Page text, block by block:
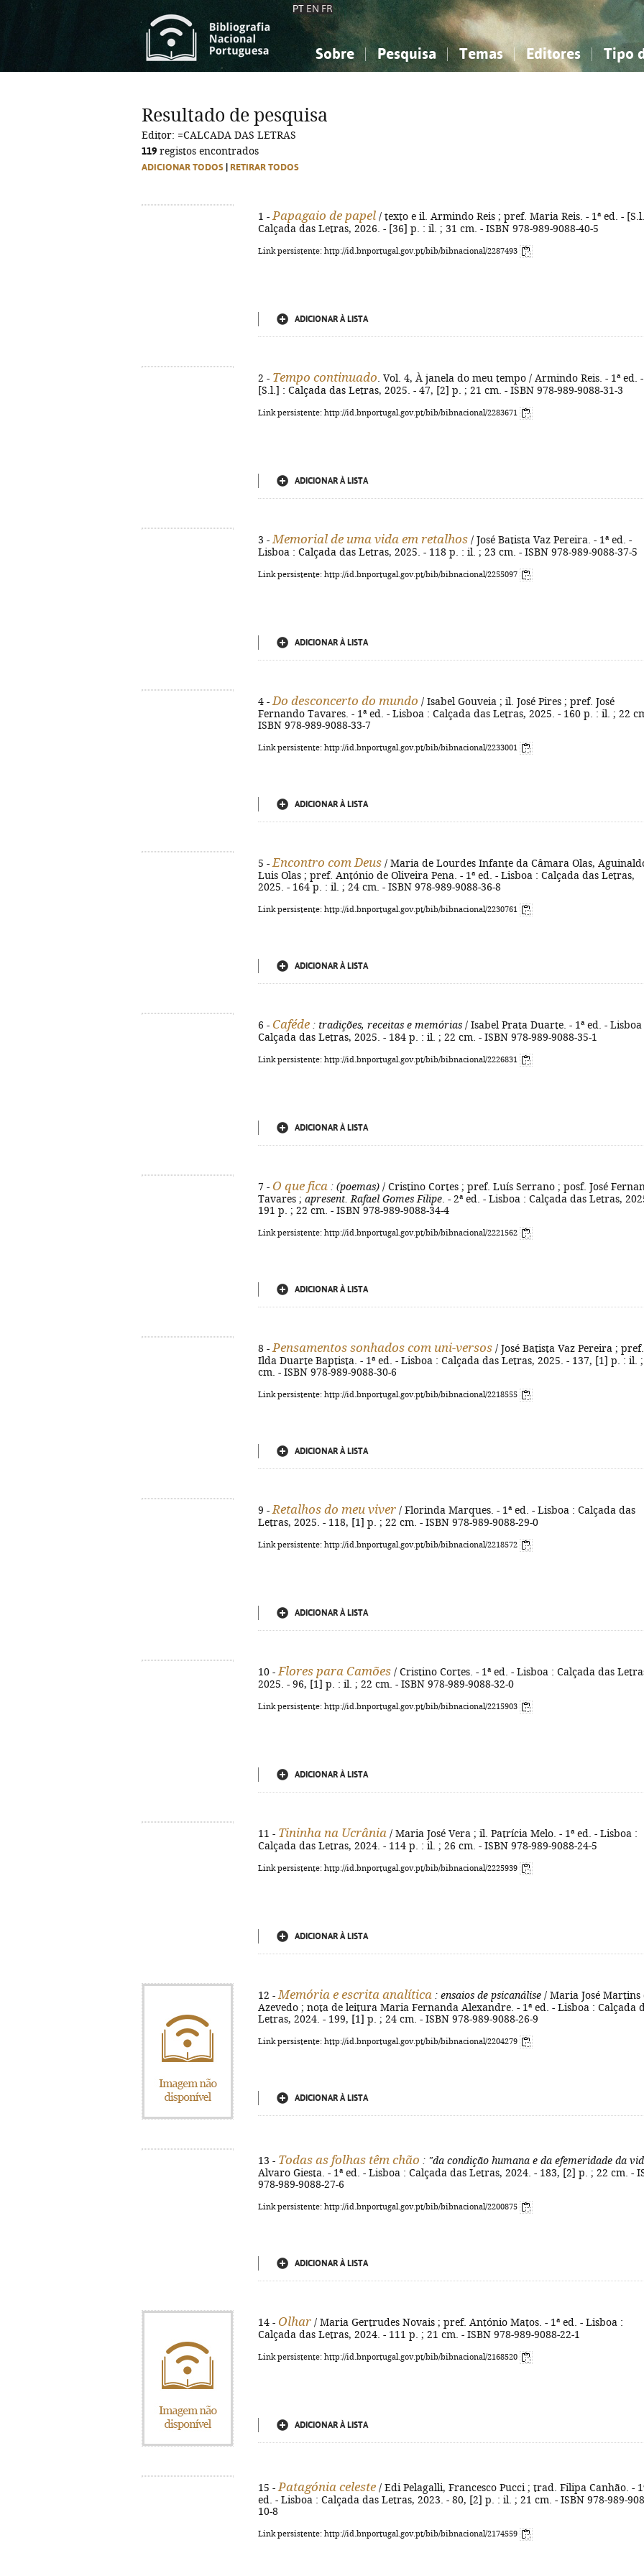
PT EN FR
Sobre Pesquisa Temas
Ciências sociais...
Editores Tipo
Ciências sociais...
Resultado de pesquisa
Editor: =CALCADA DAS LETRAS
119 registos encontrados
ADICIONAR TODOS RETIRAR TODOS
1 - Papagaio de papel / texto e il. Armindo Reis ; pref. Maria Reis. - 1ª ed. -
Calçada das Letras, 2026. - [36] p. : il. ; 31 cm. - ISBN 978-989-9088-40-5
Link persistente: http://id.bnportugal.gov.pt/bib/bibnacional/2287493
ADICIONAR À LISTA
2 - Tempo continuado . Vol. 4, À janela do meu tempo / Armindo Reis. - 1ª ed. -
[S.l.] : Calçada das Letras, 2025. - 47, [2] p. ; 21 cm. - ISBN 978-989-9088-31-3
Link persistente: http://id.bnportugal.gov.pt/bib/bibnacional/2283671
ADICIONAR À LISTA
3 - Memorial de uma vida em retalhos / José Batista Vaz Pereira. - 1ª ed. -
Lisboa : Calçada das Letras, 2025. - 118 p. : il. ; 23 cm. - ISBN 978-989-9088-37-5
Link persistente: http://id.bnportugal.gov.pt/bib/bibnacional/2255097
ADICIONAR À LISTA
4 - Do desconcerto do mundo / Isabel Gouveia ; il. José Pires ; pref. José
Fernando Tavares. - 1ª ed. - Lisboa : Calçada das Letras, 2025. - 160 p. : il. ; 22
ISBN 978-989-9088-33-7
Link persistente: http://id.bnportugal.gov.pt/bib/bibnacional/2233001
ADICIONAR À LISTA
5 - Encontro com Deus / Maria de Lourdes Infante da Câmara Olas,
Luis Olas ; pref. António de Oliveira Pena. - 1ª ed. - Lisboa : Calçada das Letras,
2025. - 164 p. : il. ; 24 cm. - ISBN 978-989-9088-36-8
Link persistente: http://id.bnportugal.gov.pt/bib/bibnacional/2230761
ADICIONAR À LISTA
6 - Caféde : tradições, receitas e memórias / Isabel Prata Duarte. - 1ª ed. - Lisboa
Calçada das Letras, 2025. - 184 p. : il. ; 22 cm. - ISBN 978-989-9088-35-1
Link persistente: http://id.bnportugal.gov.pt/bib/bibnacional/2226831
ADICIONAR À LISTA
7 - O que fica : (poemas) / Cristino Cortes ; pref. Luís Serrano ; posf. José
Tavares ; apresent. Rafael Gomes Filipe . - 2ª ed. - Lisboa : Calçada das Letras,
191 p. ; 22 cm. - ISBN 978-989-9088-34-4
Link persistente: http://id.bnportugal.gov.pt/bib/bibnacional/2221562
ADICIONAR À LISTA
8 - Pensamentos sonhados com uni-versos / José Batista Vaz Pereira ; pref.
Ilda Duarte Baptista. - 1ª ed. - Lisboa : Calçada das Letras, 2025. - 137, [1] p. : il.
cm. - ISBN 978-989-9088-30-6
Link persistente: http://id.bnportugal.gov.pt/bib/bibnacional/2218555
ADICIONAR À LISTA
9 - Retalhos do meu viver / Florinda Marques. - 1ª ed. - Lisboa : Calçada das
Letras, 2025. - 118, [1] p. ; 22 cm. - ISBN 978-989-9088-29-0
Link persistente: http://id.bnportugal.gov.pt/bib/bibnacional/2218572
ADICIONAR À LISTA
10 - Flores para Camões / Cristino Cortes. - 1ª ed. - Lisboa : Calçada das
2025. - 96, [1] p. : il. ; 22 cm. - ISBN 978-989-9088-32-0
Link persistente: http://id.bnportugal.gov.pt/bib/bibnacional/2215903
ADICIONAR À LISTA
11 - Tininha na Ucrânia / Maria José Vera ; il. Patrícia Melo. - 1ª ed. - Lisboa :
Calçada das Letras, 2024. - 114 p. : il. ; 26 cm. - ISBN 978-989-9088-24-5
Link persistente: http://id.bnportugal.gov.pt/bib/bibnacional/2225939
ADICIONAR À LISTA
12 - Memória e escrita analítica : ensaios de psicanálise / Maria José Martins
Azevedo ; nota de leitura Maria Fernanda Alexandre. - 1ª ed. - Lisboa : Calçada
Letras, 2024. - 199, [1] p. ; 24 cm. - ISBN 978-989-9088-26-9
Link persistente: http://id.bnportugal.gov.pt/bib/bibnacional/2204279
ADICIONAR À LISTA
13 - Todas as folhas têm chão : "da condição humana e da efemeridade da
Alvaro Giesta. - 1ª ed. - Lisboa : Calçada das Letras, 2024. - 183, [2] p. ; 22 cm. -
978-989-9088-27-6
Link persistente: http://id.bnportugal.gov.pt/bib/bibnacional/2200875
ADICIONAR À LISTA
14 - Olhar / Maria Gertrudes Novais ; pref. António Matos. - 1ª ed. - Lisboa :
Calçada das Letras, 2024. - 111 p. ; 21 cm. - ISBN 978-989-9088-22-1
Link persistente: http://id.bnportugal.gov.pt/bib/bibnacional/2168520
ADICIONAR À LISTA
15 - Patagónia celeste / Edi Pelagalli, Francesco Pucci ; trad. Filipa Canhão. -
ed. - Lisboa : Calçada das Letras, 2023. - 80, [2] p. : il. ; 21 cm. - ISBN 978-989-
10-8
Link persistente: http://id.bnportugal.gov.pt/bib/bibnacional/2174559